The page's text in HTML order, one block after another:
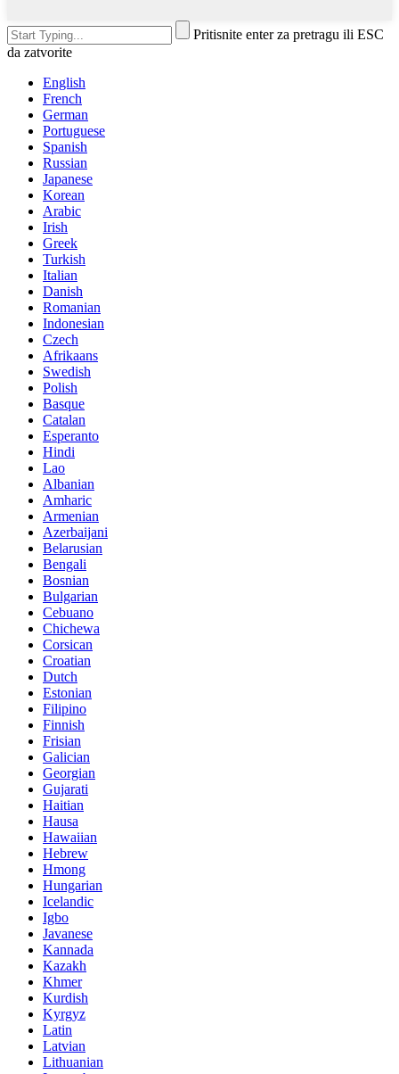
Pritisnite enter za pretragu ili ESC
da zatvorite
English
French
German
Portuguese
Spanish
Russian
Japanese
Korean
Arabic
Irish
Greek
Turkish
Italian
Danish
Romanian
Indonesian
Czech
Afrikaans
Swedish
Polish
Basque
Catalan
Esperanto
Hindi
Lao
Albanian
Amharic
Armenian
Azerbaijani
Belarusian
Bengali
Bosnian
Bulgarian
Cebuano
Chichewa
Corsican
Croatian
Dutch
Estonian
Filipino
Finnish
Frisian
Galician
Georgian
Gujarati
Haitian
Hausa
Hawaiian
Hebrew
Hmong
Hungarian
Icelandic
Igbo
Javanese
Kannada
Kazakh
Khmer
Kurdish
Kyrgyz
Latin
Latvian
Lithuanian